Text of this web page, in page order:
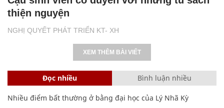
NGHỊ QUYẾT PHÁT TRIỂN KT- XH
thiện nguyện
XEM THÊM BÀI VIẾT
Đọc nhiều Bình luận nhiều
Nhiều điểm bất thường ở bằng đại học của Lý Nhã Kỳ